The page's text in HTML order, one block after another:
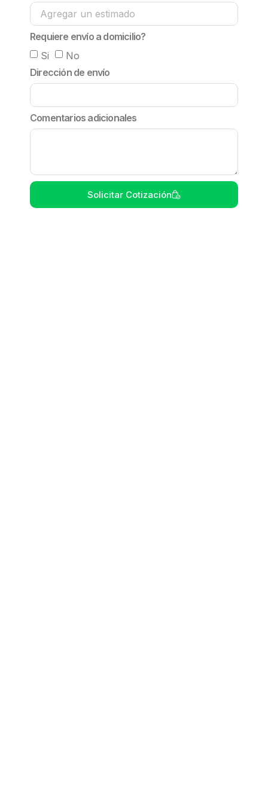
Requiere envío a domicilio?
Si
No
Dirección de envío
Comentarios adicionales
Solicitar Cotización